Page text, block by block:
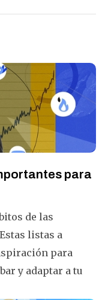
para
de las
listas a
para
y adaptar a tu